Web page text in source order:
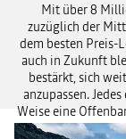
Mit über 8
zuzüglich der
dem besten Preis-
auch in Zukunft
bestärkt, sich
anzupassen.
Weise eine